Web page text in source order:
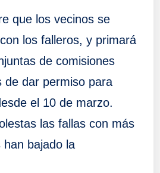
que los vecinos se
los falleros, y primará
de comisiones
de dar permiso para
el 10 de marzo.
las fallas con más
han bajado la